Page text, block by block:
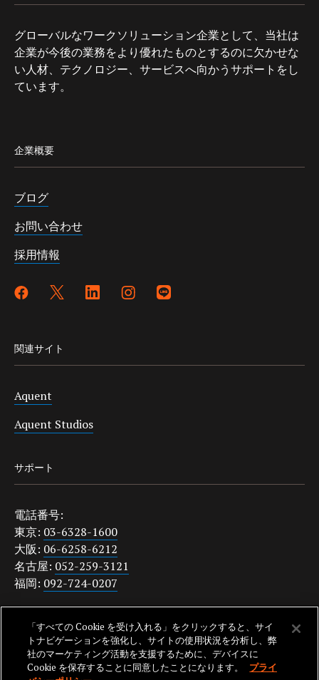
グローバルなワークソリューション企業として、当社は
企業が今後の業務をより優れたものとするのに欠かせな
い人材、テクノロジー、サービスへ向かうサポートをし
ています。
企業概要
ブログ
お問い合わせ
採用情報
関連サイト
Aquent
Aquent Studios
サポート
電話番号:
東京: 03-6328-1600
大阪: 06-6258-6212
名古屋: 052-259-3121
福岡: 092-724-0207
japanquestions@aquent.com
プライバシーポリシー
「すべての Cookie を受け入れる」をクリックすると、サイ
トナビゲーションを強化し、サイトの使用状況を分析し、弊
社のマーケティング活動を支援するために、デバイスに
Cookie を保存することに同意したことになります。
プライ